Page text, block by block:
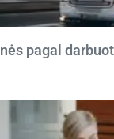
pagal